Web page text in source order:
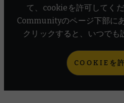
て、cookieを許可してく
Communityのページ下部に
クリックすると、いつでも
COOKIEを